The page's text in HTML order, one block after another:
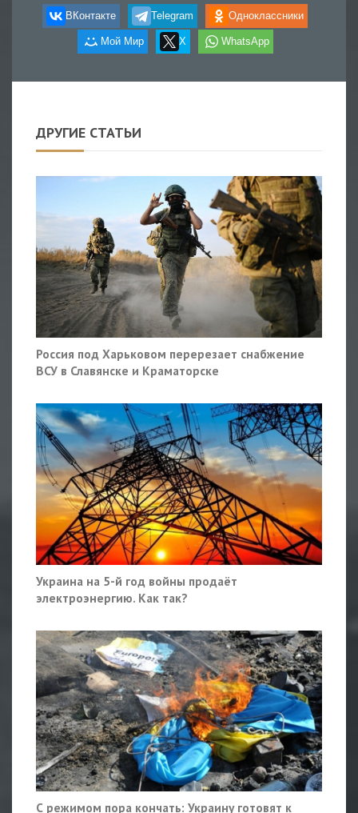
ВКонтакте Telegram Одноклассники
Мой Мир X WhatsApp
ДРУГИЕ СТАТЬИ
Россия под Харьковом перерезает снабжение
ВСУ в Славянске и Краматорске
Украина на 5-й год войны продаёт
электроэнергию. Как так?
С режимом пора кончать: Украину готовят к